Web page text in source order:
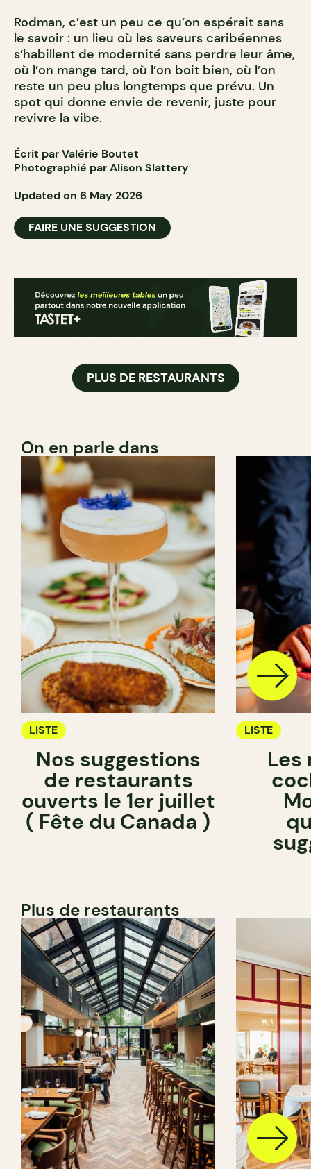
Rodman, c’est un peu ce qu’on espérait sans
le savoir : un lieu où les saveurs caribéennes
s’habillent de modernité sans perdre leur âme,
où l’on mange tard, où l’on boit bien, où l’on
reste un peu plus longtemps que prévu. Un
spot qui donne envie de revenir, juste pour
revivre la vibe.
Écrit par Valérie Boutet
Photographié par Alison Slattery
Updated on 6 May 2026
FAIRE UNE SUGGESTION
PLUS DE RESTAURANTS
On en parle dans
LISTE
Nos suggestions
de restaurants
ouverts le 1er juillet
( Fête du Canada )
LISTE
Les
Plus de restaurants